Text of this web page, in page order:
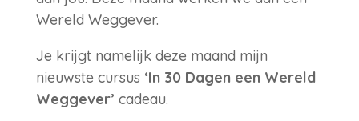
Wereld Weggever.
Je krijgt namelijk deze maand mijn
nieuwste cursus ‘In 30 Dagen een Wereld
Weggever’ cadeau.